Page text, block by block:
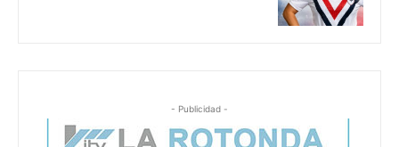
- Publicidad -